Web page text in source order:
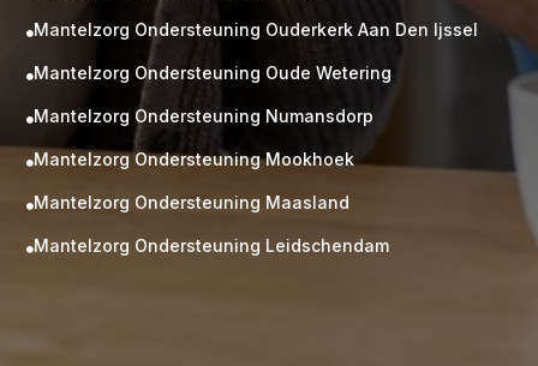
Gratis
M
Neem vrijblijvend contact op!
Mantelzorg Ondersteuning Ouderkerk Aan Den Ijssel
Mantelzorg Ondersteuning Oude Wetering
Mantelzorg Ondersteuning Numansdorp
Mantelzorg Ondersteuning Mookhoek
Mantelzorg Ondersteuning Maasland
Mantelzorg Ondersteuning Leidschendam